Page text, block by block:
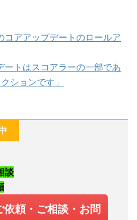
アアップデートのロールア
ートはスコアラーの一部であ
ションです」
談
頼・ご相談・お問